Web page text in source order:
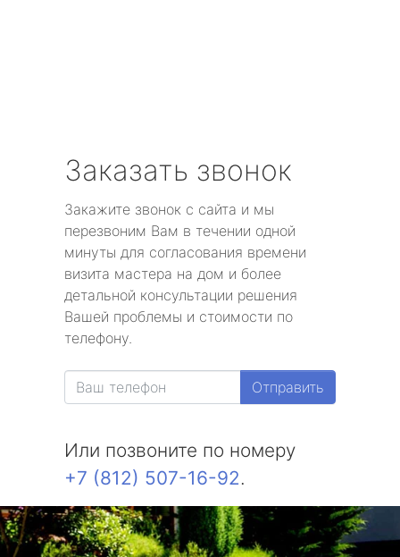
Заказать звонок
Закажите звонок с сайта и мы
перезвоним Вам в течении одной
минуты для согласования времени
визита мастера на дом и более
детальной консультации решения
Вашей проблемы и стоимости по
телефону.
Отправить
Или позвоните по номеру
+7 (812) 507-16-92.